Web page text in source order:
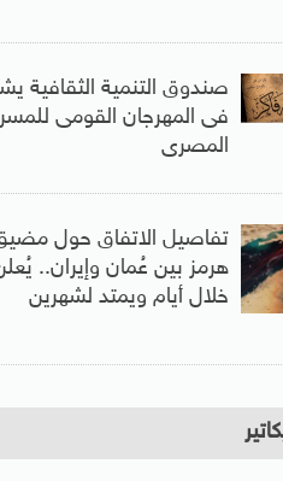
صندوق التنمية الثقافية
فى المهرجان القومى
المصرى
تفاصيل الاتفاق حول
هرمز بين عُمان وإيران..
خلال أيام ويمتد لشهرين